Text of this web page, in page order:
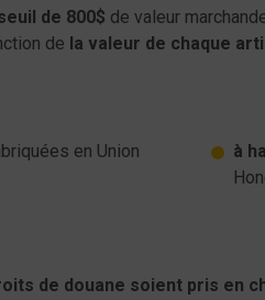
de 800$ de valeur
de la valeur de chaque
en Union
à
de douane soient pris en